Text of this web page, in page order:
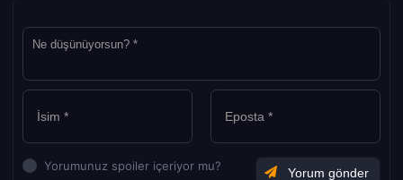
Yorumunuz spoiler içeriyor mu?